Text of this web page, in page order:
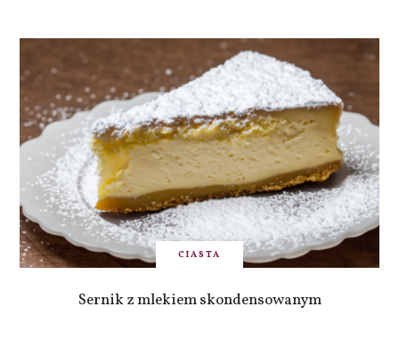
CIASTA
Sernik z mlekiem skondensowanym